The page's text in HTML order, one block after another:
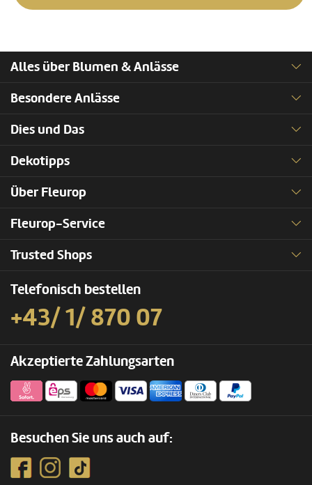
Alles über Blumen & Anlässe
Besondere Anlässe
Dies und Das
Dekotipps
Über Fleurop
Fleurop-Service
Trusted Shops
Telefonisch bestellen
+43/ 1/ 870 07
Akzeptierte Zahlungsarten
Besuchen Sie uns auch auf: